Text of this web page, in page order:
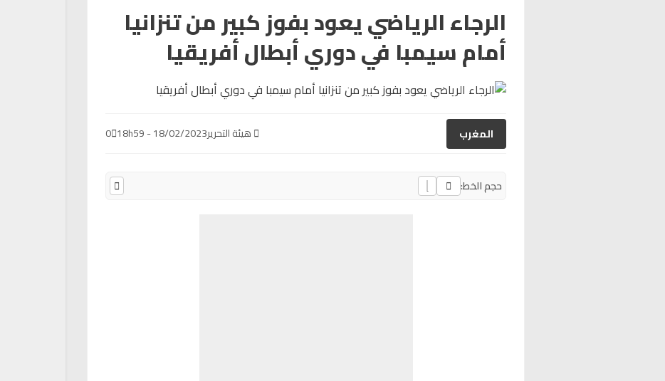
الرجاء الرياضي يعود بفوز كبير من تنزانيا
أمام سيمبا في دوري أبطال أفريقيا
المغرب هيئة التحرير18/02/2023 - 18h59
0
حجم الخط: